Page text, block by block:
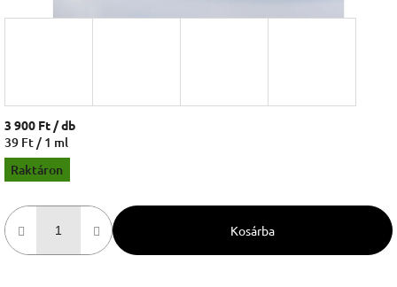
3 900 Ft / db
Egységár:
39 Ft / 1 ml
Raktáron
Kosárba